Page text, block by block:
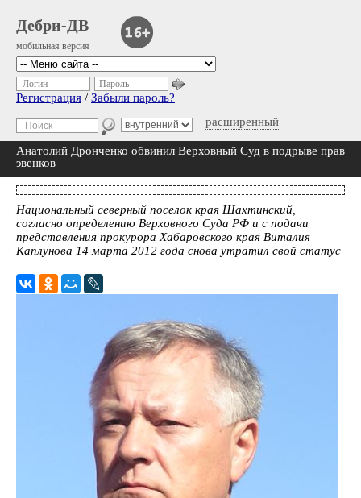
Дебри-ДВ
мобильная версия
расширенный
Логин Пароль
Регистрация / Забыли пароль?
Анатолий Дронченко обвинил Верховный Суд в подрыве прав
эвенков
Национальный северный поселок края Шахтинский,
согласно определению Верховного Суда РФ и с подачи
представления прокурора Хабаровского края Виталия
Каплунова 14 марта 2012 года снова утратил свой статус